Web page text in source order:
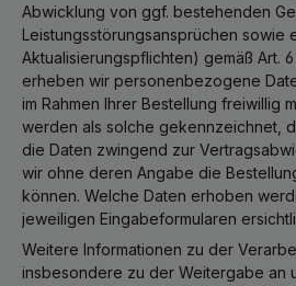
Abwicklung von ggf. bestehenden
Leistungsstörungsansprüchen sowie
Aktualisierungspflichten) gemäß Art. 6
erheben wir personenbezogene
im Rahmen Ihrer Bestellung freiwillig
werden als solche gekennzeichnet,
die Daten zwingend zur
wir ohne deren Angabe die
können. Welche Daten erhoben
jeweiligen Eingabeformularen
Weitere Informationen zu der
insbesondere zu der Weitergabe an